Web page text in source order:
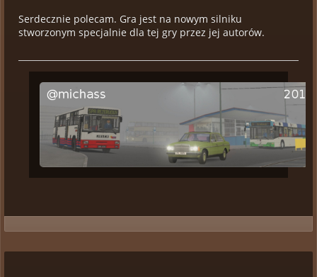
Serdecznie polecam. Gra jest na nowym silniku
stworzonym specjalnie dla tej gry przez jej autorów.